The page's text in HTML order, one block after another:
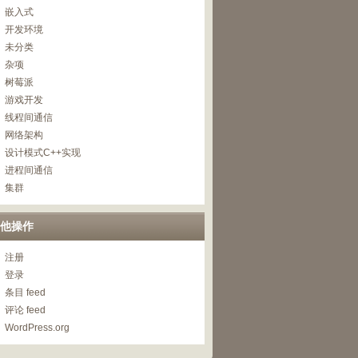
嵌入式
开发环境
未分类
杂项
树莓派
游戏开发
线程间通信
网络架构
设计模式C++实现
进程间通信
集群
操作
注册
登录
条目 feed
评论 feed
WordPress.org